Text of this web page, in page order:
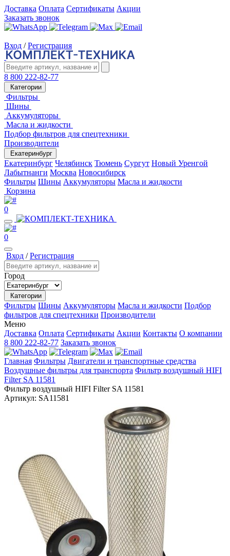
Доставка Оплата Сертификаты Акции
Заказать звонок
Вход / Регистрация
8 800 222-82-77
Категории
Фильтры
Шины
Аккумуляторы
Масла и жидкости
Подбор фильтров для спецтехники
Производители
Екатеринбург
Екатеринбург Челябинск Тюмень Сургут Новый Уренгой
Лабытнанги Москва Новосибирск
Фильтры Шины Аккумуляторы Масла и жидкости
Корзина
0
0
Вход /Регистрация
Город
Категории
Фильтры Шины Аккумуляторы Масла и жидкости Подбор
фильтров для спецтехники Производители
Меню
Доставка Оплата Сертификаты Акции Контакты О компании
8 800 222-82-77 Заказать звонок
Главная Фильтры Двигатели и транспортные средства
Воздушные фильтры для транспорта Фильтр воздушный HIFI
Filter SA 11581
Фильтр воздушный HIFI Filter SA 11581
Артикул: SA11581